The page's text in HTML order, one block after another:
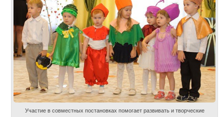
Участие в совместных постановках помогает развивать и творческие